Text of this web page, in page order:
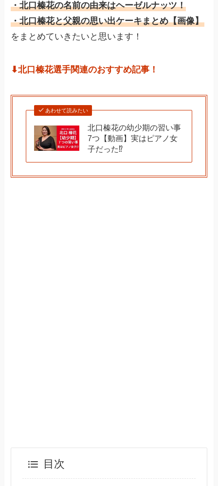
・北口榛花の名前の由来はヘーゼルナッツ！
・北口榛花と父親の思い出ケーキまとめ【画像】
をまとめていきたいと思います！
⬇︎北口榛花選手関連のおすすめ記事！
あわせて読みたい
北口榛花の幼少期の習い事
7つ【動画】実はピアノ女
子だった⁉︎
目次